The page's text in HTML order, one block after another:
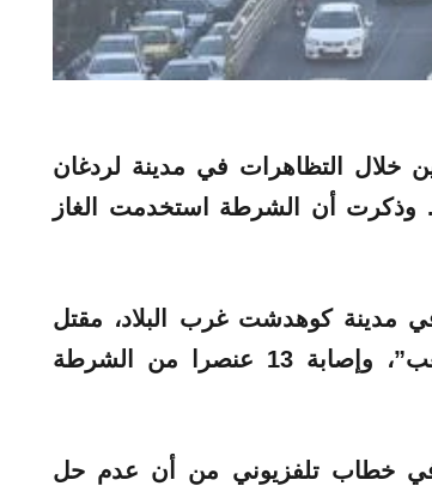
خلال التظاهرات في مدينة لردغان
وذكرت أن الشرطة استخدمت الغاز
كوهدشت غرب البلاد، مقتل
عنصر في قوات “الباسيج” يبلغ 21 عاما “بأيدي مثيري شغب”، وإصابة 13 عنصرا من الشرطة
في خطاب تلفزيوني من أن عدم حل